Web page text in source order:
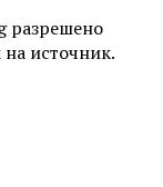
разрешено
источник.